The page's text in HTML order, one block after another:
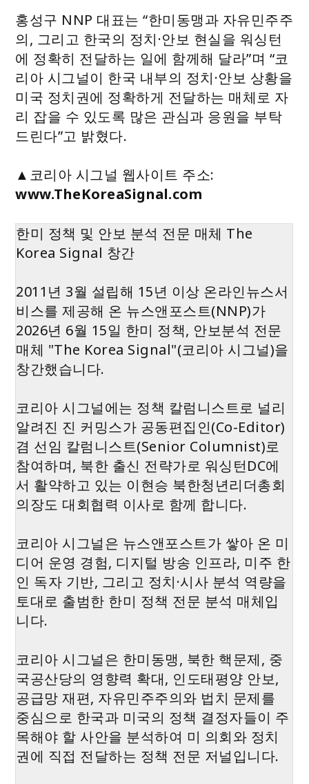
홍성구 NNP 대표는 “한미동맹과 자유민주주
의, 그리고 한국의 정치·안보 현실을 워싱턴
에 정확히 전달하는 일에 함께해 달라”며 “코
리아 시그널이 한국 내부의 정치·안보 상황을
미국 정치권에 정확하게 전달하는 매체로 자
리 잡을 수 있도록 많은 관심과 응원을 부탁
드린다”고 밝혔다.
▲코리아 시그널 웹사이트 주소:
www.TheKoreaSignal.com
한미 정책 및 안보 분석 전문 매체 The
Korea Signal 창간
2011년 3월 설립해 15년 이상 온라인뉴스서
비스를 제공해 온 뉴스앤포스트(NNP)가
2026년 6월 15일 한미 정책, 안보분석 전문
매체 "The Korea Signal"(코리아 시그널)을
창간했습니다.
코리아 시그널에는 정책 칼럼니스트로 널리
알려진 진 커밍스가 공동편집인(Co-Editor)
겸 선임 칼럼니스트(Senior Columnist)로
참여하며, 북한 출신 전략가로 워싱턴DC에
서 활약하고 있는 이현승 북한청년리더총회
의장도 대회협력 이사로 함께 합니다.
코리아 시그널은 뉴스앤포스트가 쌓아 온 미
디어 운영 경험, 디지털 방송 인프라, 미주 한
인 독자 기반, 그리고 정치·시사 분석 역량을
토대로 출범한 한미 정책 전문 분석 매체입
니다.
코리아 시그널은 한미동맹, 북한 핵문제, 중
국공산당의 영향력 확대, 인도태평양 안보,
공급망 재편, 자유민주주의와 법치 문제를
중심으로 한국과 미국의 정책 결정자들이 주
목해야 할 사안을 분석하여 미 의회와 정치
권에 직접 전달하는 정책 전문 저널입니다.